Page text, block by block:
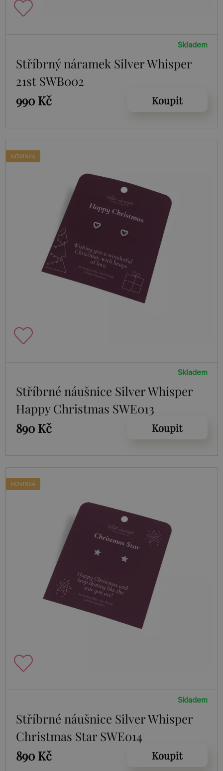
Skladem
Stříbrný náramek Silver Whisper
21st SWB002
990 Kč
Koupit
NOVINKA
Skladem
Stříbrné náušnice Silver Whisper
Happy Christmas SWE013
890 Kč
Koupit
NOVINKA
Skladem
Stříbrné náušnice Silver Whisper
Christmas Star SWE014
890 Kč
Koupit